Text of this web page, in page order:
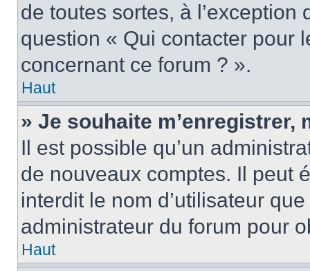
de toutes sortes, à
question « Qui contacter pour
concernant ce forum ? ».
Haut
» Je souhaite m’enregistrer,
Il est possible qu’un
de nouveaux comptes. Il peut
interdit le nom d’utilisateur
administrateur du forum pour
Haut